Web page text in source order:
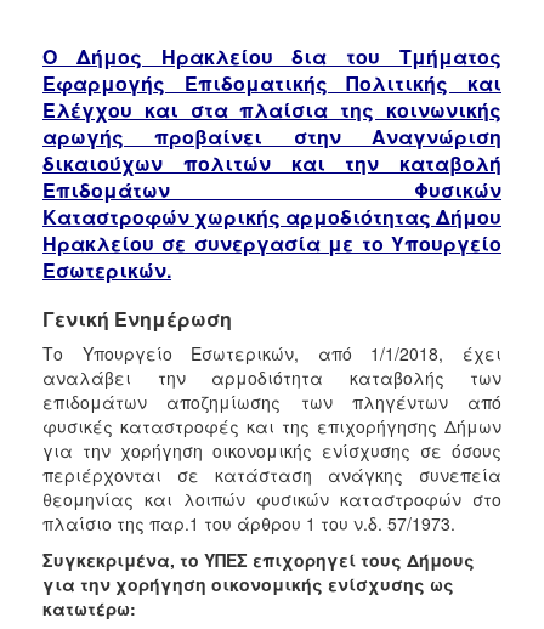
Αδειοδότηση
&
Έλεγχος
Βρεφονηπιακών
Σταθμών
Δημοτικό
Ιατρείο
Ξενώνας
Φιλοξενίας
Κοινότητας
Κοινωνικό
Φαρμακείο
Κοινωνικό
Παντοπωλείο
Ισότητα
Φύλων
Υγεία
Ο Δήμος Ηρακλείου δια του Τμήματος
Εφαρμογής Επιδοματικής Πολιτικής και
Ελέγχου και στα πλαίσια της κοινωνικής
αρωγής προβαίνει στην Αναγνώριση
δικαιούχων πολιτών και την καταβολή
Επιδομάτων Φυσικών
Καταστροφών χωρικής αρμοδιότητας Δήμου
Ηρακλείου σε συνεργασία με το Υπουργείο
Εσωτερικών.
Γενική Ενημέρωση
Το Υπουργείο Εσωτερικών, από 1/1/2018, έχει
αναλάβει την αρμοδιότητα καταβολής των
επιδομάτων αποζημίωσης των πληγέντων από
φυσικές καταστροφές και της επιχορήγησης Δήμων
για την χορήγηση οικονομικής ενίσχυσης σε όσους
περιέρχονται σε κατάσταση ανάγκης συνεπεία
θεομηνίας και λοιπών φυσικών καταστροφών στο
πλαίσιο της παρ.1 του άρθρου 1 του ν.δ. 57/1973.
Συγκεκριμένα, το ΥΠΕΣ επιχορηγεί τους Δήμους
για την χορήγηση οικονομικής ενίσχυσης ως
κατωτέρω: